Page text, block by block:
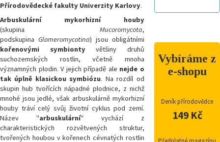
Přírodovědecké fakulty Univerzity Karlovy.
Arbuskulární mykorhizní houby
(skupina Mucoromycota,
podskupina Glomeromycotina) jsou obligátními
kořenovými symbiontyvětšiny druhů
suchozemských rostlin, včetně mnoha
významných plodin. V jejich případě ale nejde o
tak úplně klasickou symbiózu. Na rozdíl od
skupin hub tvořících nápadné plodnice, z nichž
mnohé jsou jedlé, však arbuskulárně mykorhizní
houby tráví celý svůj životní cyklus pod zemí.
Název "arbuskulární" vychází z
charakteristických rozvětvených struktur,
tvořených houbou v kořenech cévnatých rostlin
Vybíráme z
e-shopu
Deník přírodovědce
149 Kč